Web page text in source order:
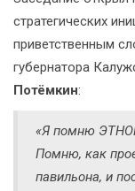
стратегических
приветственным
губернатора
Потёмкин:
«Я помню
Помню, как
павильона, и